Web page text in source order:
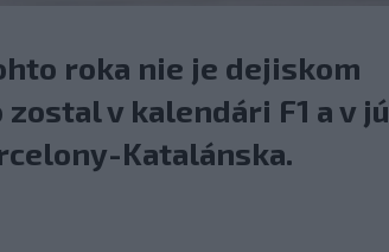
roka nie je dejiskom
v kalendári F1 a v
Katalánska.